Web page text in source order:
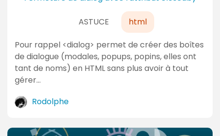
ASTUCE html
Pour rappel <dialog> permet de créer des boîtes
de dialogue (modales, popups, popins, elles ont
tant de noms) en HTML sans plus avoir à tout
gérer…
Rodolphe